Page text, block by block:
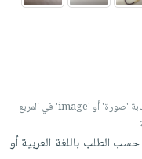
في حال تريدون ارسال صورة لتخصيص البند، الرجاء كتابة 'صورة' أو 'image' في المربع
حسب الطلبباللغة العربيةأو